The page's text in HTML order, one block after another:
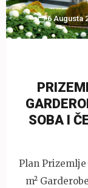
6 Augusta
SOBA I
Plan Prizemlje
m²